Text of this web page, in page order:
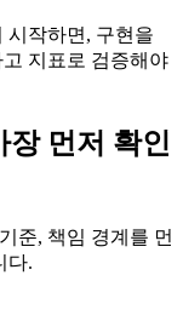
시작하면, 구현을
지표로 검증해야
장 먼저 확인
준, 책임 경계를 먼
다.